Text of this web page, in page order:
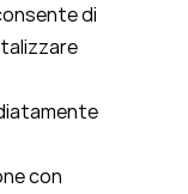
di
con